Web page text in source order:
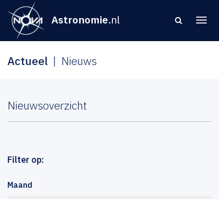
Astronomie.nl
Actueel Nieuws
Nieuwsoverzicht
Filter op:
Maand